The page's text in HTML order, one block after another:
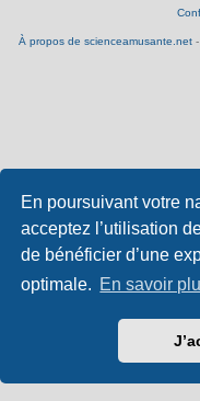
En poursuivant votre
acceptez l’utilisation
de bénéficier d’une
optimale. En savoir
À propos de scienceamusante.net -